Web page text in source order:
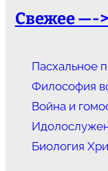
Свежее —->
Пасхальное
Философия
Война и
Биология